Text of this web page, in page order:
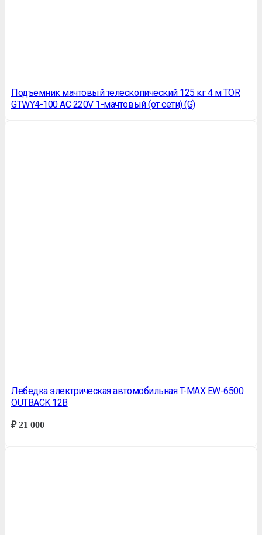
Подъемник мачтовый телескопический 125 кг 4 м TOR
GTWY4-100 AC 220V 1-мачтовый (от сети) (G)
Лебедка электрическая автомобильная T-MAX EW-6500
OUTBAСK 12В
₽21 000